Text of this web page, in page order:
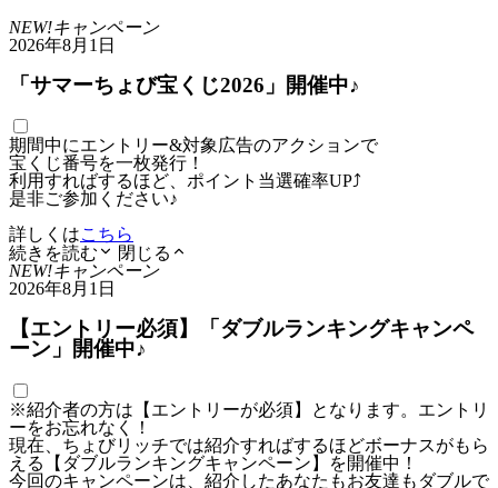
NEW!キャンペーン
2026年8月1日
「サマーちょび宝くじ2026」開催中♪
期間中にエントリー&対象広告のアクションで
宝くじ番号を一枚発行！
利用すればするほど、ポイント当選確率UP⤴
是非ご参加ください♪
詳しくはこちら
続きを読む
閉じる
NEW!キャンペーン
2026年8月1日
【エントリー必須】「ダブルランキングキャンペ
ーン」開催中♪
※紹介者の方は【エントリーが必須】となります。エントリ
ーをお忘れなく！
現在、ちょびリッチでは紹介すればするほどボーナスがもら
える【ダブルランキングキャンペーン】を開催中！
今回のキャンペーンは、紹介したあなたもお友達もダブルで